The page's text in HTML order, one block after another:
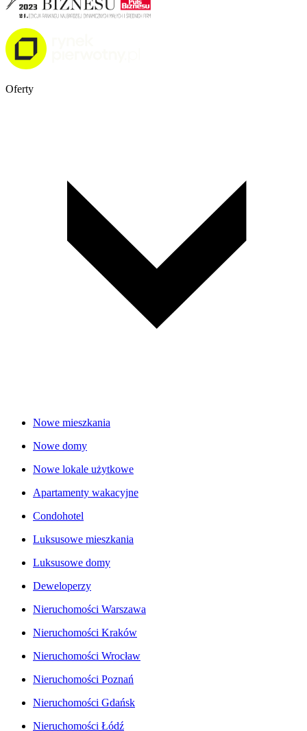
Oferty
Nowe mieszkania
Nowe domy
Nowe lokale użytkowe
Apartamenty wakacyjne
Condohotel
Luksusowe mieszkania
Luksusowe domy
Deweloperzy
Nieruchomości Warszawa
Nieruchomości Kraków
Nieruchomości Wrocław
Nieruchomości Poznań
Nieruchomości Gdańsk
Nieruchomości Łódź